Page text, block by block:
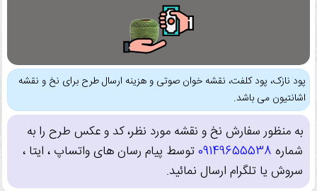
پود نازک، پود کلفت، نقشه خوان صوتی و هزینه ارسال طرح برای نخ و نقشه
اشانتیون می باشد.
به منظور سفارش نخ و نقشه مورد نظر، کد و عکس طرح را به
شماره 09149655538توسط پیام رسان های واتساپ ، ایتا ،
سروش یا تلگرام ارسال نمائید.